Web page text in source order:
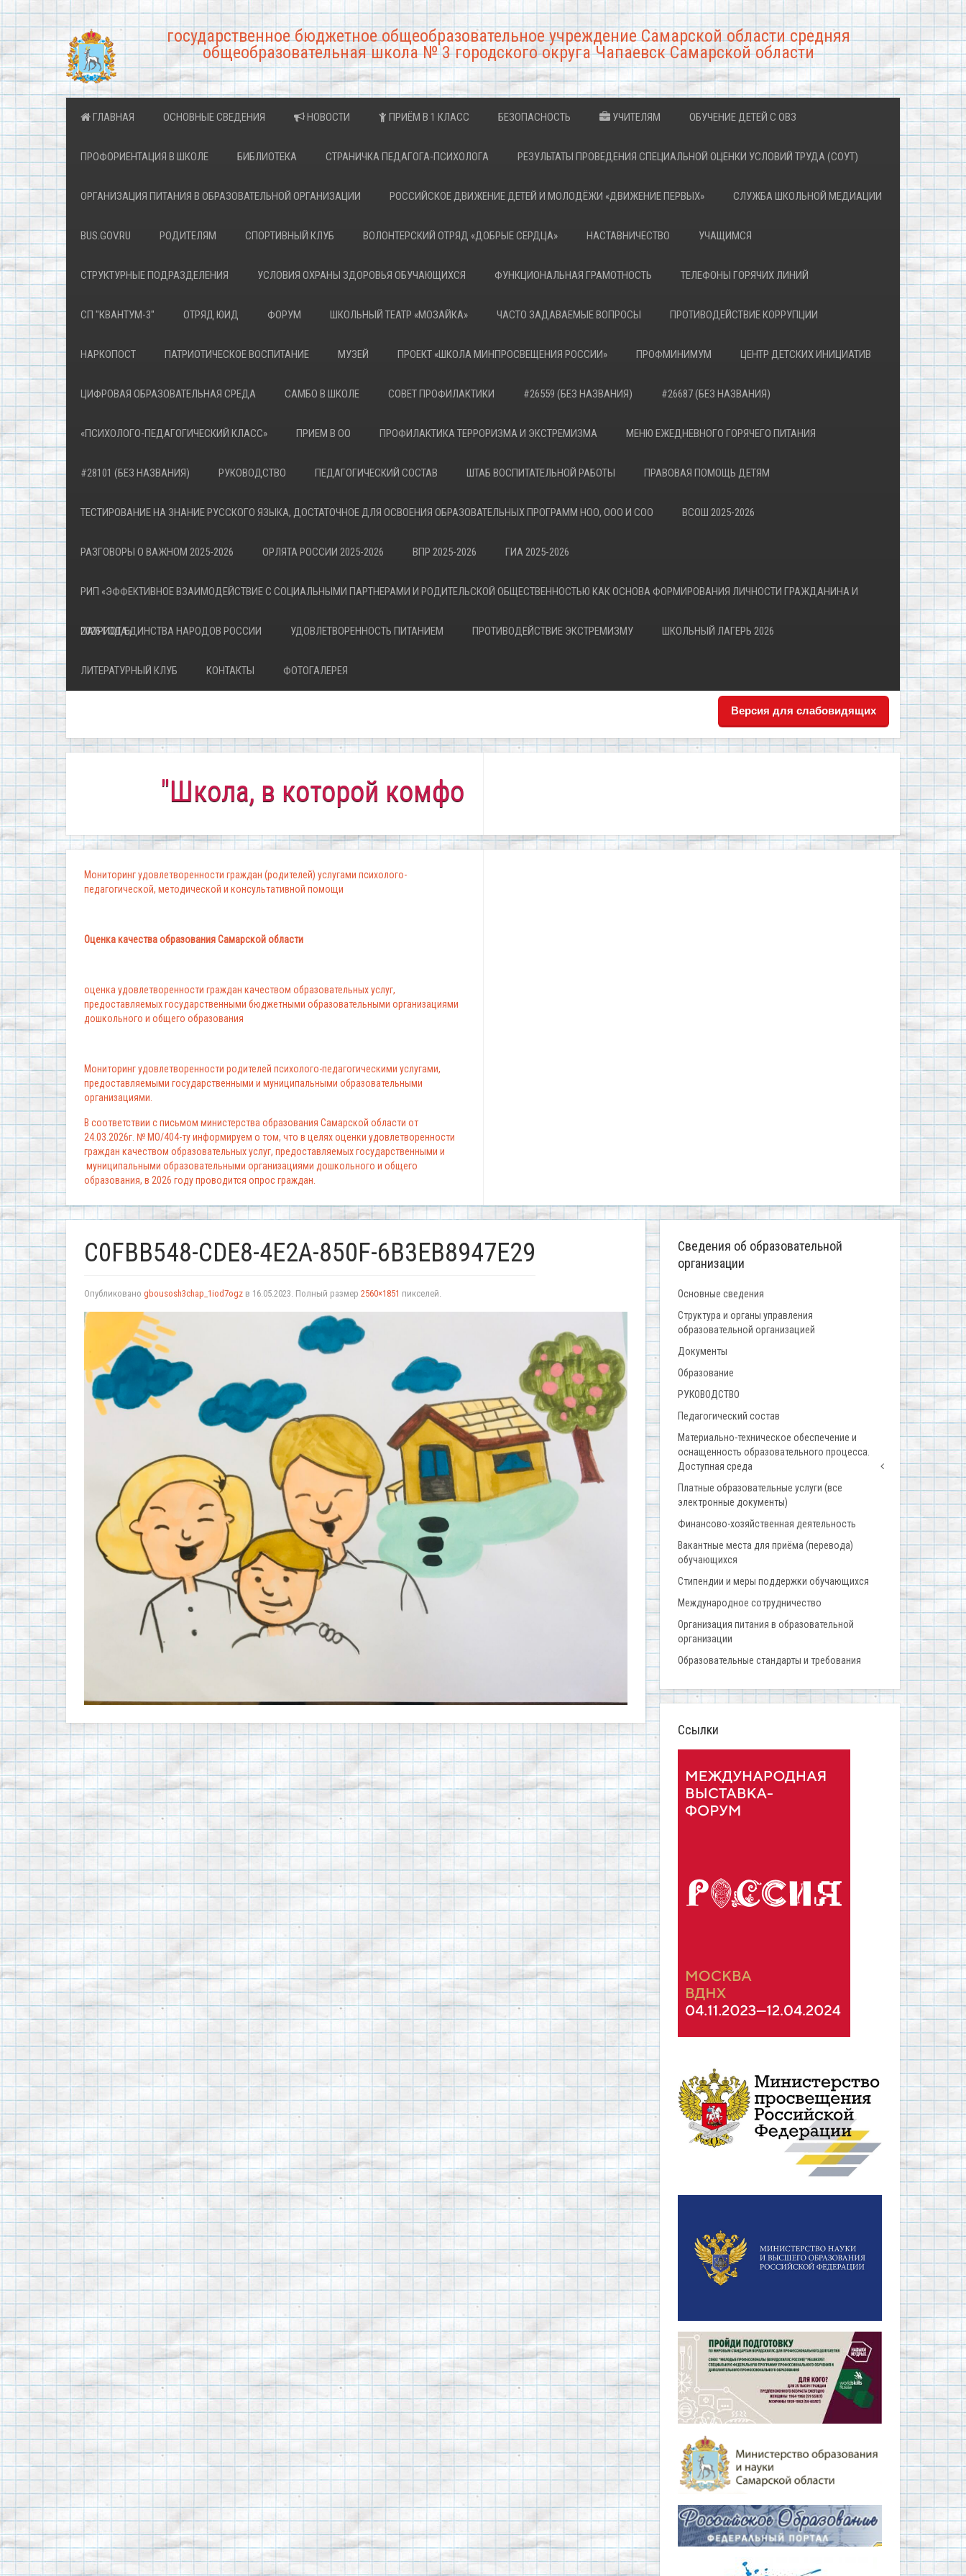
государственное бюджетное общеобразовательное учреждение Самарской области средняя
общеобразовательная школа № 3 городского округа Чапаевск Самарской области
ГЛАВНАЯ ОСНОВНЫЕ СВЕДЕНИЯ НОВОСТИ ПРИЁМ В 1 КЛАСС БЕЗОПАСНОСТЬ УЧИТЕЛЯМ ОБУЧЕНИЕ ДЕТЕЙ С ОВЗ
ПРОФОРИЕНТАЦИЯ В ШКОЛЕ БИБЛИОТЕКА СТРАНИЧКА ПЕДАГОГА-ПСИХОЛОГА РЕЗУЛЬТАТЫ ПРОВЕДЕНИЯ СПЕЦИАЛЬНОЙ ОЦЕНКИ УСЛОВИЙ ТРУДА (СОУТ)
ОРГАНИЗАЦИЯ ПИТАНИЯ В ОБРАЗОВАТЕЛЬНОЙ ОРГАНИЗАЦИИ РОССИЙСКОЕ ДВИЖЕНИЕ ДЕТЕЙ И МОЛОДЁЖИ «ДВИЖЕНИЕ ПЕРВЫХ» СЛУЖБА ШКОЛЬНОЙ МЕДИАЦИИ
BUS.GOV.RU РОДИТЕЛЯМ СПОРТИВНЫЙ КЛУБ ВОЛОНТЕРСКИЙ ОТРЯД «ДОБРЫЕ СЕРДЦА» НАСТАВНИЧЕСТВО УЧАЩИМСЯ
СТРУКТУРНЫЕ ПОДРАЗДЕЛЕНИЯ УСЛОВИЯ ОХРАНЫ ЗДОРОВЬЯ ОБУЧАЮЩИХСЯ ФУНКЦИОНАЛЬНАЯ ГРАМОТНОСТЬ ТЕЛЕФОНЫ ГОРЯЧИХ ЛИНИЙ
СП "КВАНТУМ-3" ОТРЯД ЮИД ФОРУМ ШКОЛЬНЫЙ ТЕАТР «МОЗАЙКА» ЧАСТО ЗАДАВАЕМЫЕ ВОПРОСЫ ПРОТИВОДЕЙСТВИЕ КОРРУПЦИИ
НАРКОПОСТ ПАТРИОТИЧЕСКОЕ ВОСПИТАНИЕ МУЗЕЙ ПРОЕКТ «ШКОЛА МИНПРОСВЕЩЕНИЯ РОССИИ» ПРОФМИНИМУМ ЦЕНТР ДЕТСКИХ ИНИЦИАТИВ
ЦИФРОВАЯ ОБРАЗОВАТЕЛЬНАЯ СРЕДА САМБО В ШКОЛЕ СОВЕТ ПРОФИЛАКТИКИ #26559 (БЕЗ НАЗВАНИЯ) #26687 (БЕЗ НАЗВАНИЯ)
«ПСИХОЛОГО-ПЕДАГОГИЧЕСКИЙ КЛАСС» ПРИЕМ В ОО ПРОФИЛАКТИКА ТЕРРОРИЗМА И ЭКСТРЕМИЗМА МЕНЮ ЕЖЕДНЕВНОГО ГОРЯЧЕГО ПИТАНИЯ
#28101 (БЕЗ НАЗВАНИЯ) РУКОВОДСТВО ПЕДАГОГИЧЕСКИЙ СОСТАВ ШТАБ ВОСПИТАТЕЛЬНОЙ РАБОТЫ ПРАВОВАЯ ПОМОЩЬ ДЕТЯМ
ТЕСТИРОВАНИЕ НА ЗНАНИЕ РУССКОГО ЯЗЫКА, ДОСТАТОЧНОЕ ДЛЯ ОСВОЕНИЯ ОБРАЗОВАТЕЛЬНЫХ ПРОГРАММ НОО, ООО И СОО ВСОШ 2025-2026
РАЗГОВОРЫ О ВАЖНОМ 2025-2026 ОРЛЯТА РОССИИ 2025-2026 ВПР 2025-2026 ГИА 2025-2026
РИП «ЭФФЕКТИВНОЕ ВЗАИМОДЕЙСТВИЕ С СОЦИАЛЬНЫМИ ПАРТНЕРАМИ И РОДИТЕЛЬСКОЙ ОБЩЕСТВЕННОСТЬЮ КАК ОСНОВА ФОРМИРОВАНИЯ ЛИЧНОСТИ ГРАЖДАНИНА И
ПАТРИОТА»
2026 ГОД ЕДИНСТВА НАРОДОВ РОССИИ УДОВЛЕТВОРЕННОСТЬ ПИТАНИЕМ ПРОТИВОДЕЙСТВИЕ ЭКСТРЕМИЗМУ ШКОЛЬНЫЙ ЛАГЕРЬ 2026
ЛИТЕРАТУРНЫЙ КЛУБ КОНТАКТЫ ФОТОГАЛЕРЕЯ
Версия для слабовидящих
"Школа, в которой комфортно всем!"
Мониторинг удовлетворенности граждан (родителей) услугами психолого-
педагогической, методической и консультативной помощи
Оценка качества образования Самарской области
оценка удовлетворенности граждан качеством образовательных услуг,
предоставляемых государственными бюджетными образовательными организациями
дошкольного и общего образования
Мониторинг удовлетворенности родителей психолого-педагогическими услугами,
предоставляемыми государственными и муниципальными образовательными
организациями.
В соответствии с письмом министерства образования Самарской области от
24.03.2026г. № МО/404-ту информируем о том, что в целях оценки удовлетворенности
граждан качеством образовательных услуг, предоставляемых государственными и
муниципальными образовательными организациями дошкольного и общего
образования, в 2026 году проводится опрос граждан.
C0FBB548-CDE8-4E2A-850F-6B3EB8947E29
Опубликовано gbousosh3chap_1iod7ogz в 16.05.2023. Полный размер 2560×1851 пикселей.
Сведения об образовательной
организации
Основные сведения
Структура и органы управления
образовательной организацией
Документы
Образование
РУКОВОДСТВО
Педагогический состав
Материально-техническое обеспечение и
оснащенность образовательного процесса.
Доступная среда
Платные образовательные услуги (все
электронные документы)
Финансово-хозяйственная деятельность
Вакантные места для приёма (перевода)
обучающихся
Стипендии и меры поддержки обучающихся
Международное сотрудничество
Организация питания в образовательной
организации
Образовательные стандарты и требования
Ссылки